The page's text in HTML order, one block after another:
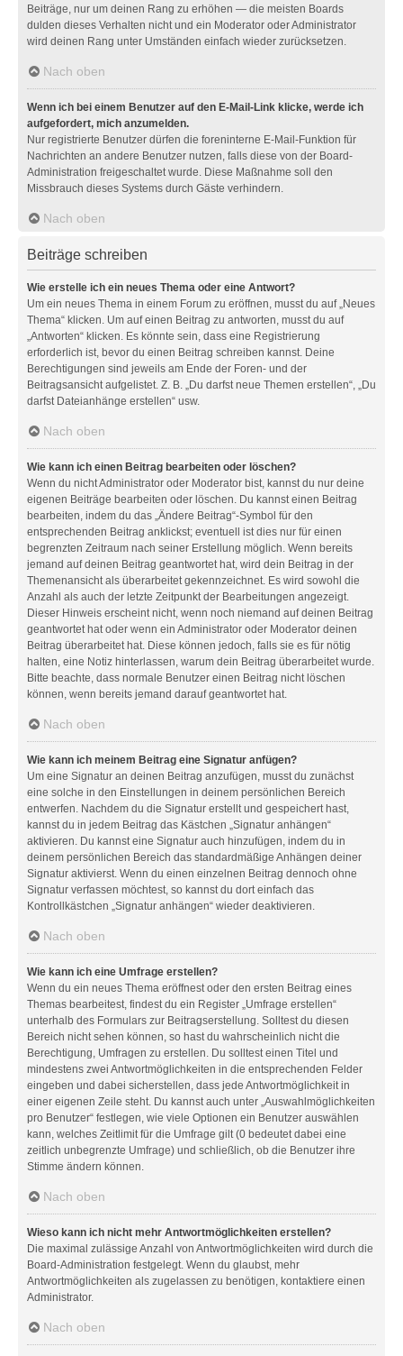
Beiträge, nur um deinen Rang zu erhöhen — die meisten Boards
dulden dieses Verhalten nicht und ein Moderator oder Administrator
wird deinen Rang unter Umständen einfach wieder zurücksetzen.
Nach oben
Wenn ich bei einem Benutzer auf den E-Mail-Link klicke, werde ich
aufgefordert, mich anzumelden.
Nur registrierte Benutzer dürfen die foreninterne E-Mail-Funktion für
Nachrichten an andere Benutzer nutzen, falls diese von der Board-
Administration freigeschaltet wurde. Diese Maßnahme soll den
Missbrauch dieses Systems durch Gäste verhindern.
Nach oben
Beiträge schreiben
Wie erstelle ich ein neues Thema oder eine Antwort?
Um ein neues Thema in einem Forum zu eröffnen, musst du auf „Neues
Thema“ klicken. Um auf einen Beitrag zu antworten, musst du auf
„Antworten“ klicken. Es könnte sein, dass eine Registrierung
erforderlich ist, bevor du einen Beitrag schreiben kannst. Deine
Berechtigungen sind jeweils am Ende der Foren- und der
Beitragsansicht aufgelistet. Z. B. „Du darfst neue Themen erstellen“, „Du
darfst Dateianhänge erstellen“ usw.
Nach oben
Wie kann ich einen Beitrag bearbeiten oder löschen?
Wenn du nicht Administrator oder Moderator bist, kannst du nur deine
eigenen Beiträge bearbeiten oder löschen. Du kannst einen Beitrag
bearbeiten, indem du das „Ändere Beitrag“-Symbol für den
entsprechenden Beitrag anklickst; eventuell ist dies nur für einen
begrenzten Zeitraum nach seiner Erstellung möglich. Wenn bereits
jemand auf deinen Beitrag geantwortet hat, wird dein Beitrag in der
Themenansicht als überarbeitet gekennzeichnet. Es wird sowohl die
Anzahl als auch der letzte Zeitpunkt der Bearbeitungen angezeigt.
Dieser Hinweis erscheint nicht, wenn noch niemand auf deinen Beitrag
geantwortet hat oder wenn ein Administrator oder Moderator deinen
Beitrag überarbeitet hat. Diese können jedoch, falls sie es für nötig
halten, eine Notiz hinterlassen, warum dein Beitrag überarbeitet wurde.
Bitte beachte, dass normale Benutzer einen Beitrag nicht löschen
können, wenn bereits jemand darauf geantwortet hat.
Nach oben
Wie kann ich meinem Beitrag eine Signatur anfügen?
Um eine Signatur an deinen Beitrag anzufügen, musst du zunächst
eine solche in den Einstellungen in deinem persönlichen Bereich
entwerfen. Nachdem du die Signatur erstellt und gespeichert hast,
kannst du in jedem Beitrag das Kästchen „Signatur anhängen“
aktivieren. Du kannst eine Signatur auch hinzufügen, indem du in
deinem persönlichen Bereich das standardmäßige Anhängen deiner
Signatur aktivierst. Wenn du einen einzelnen Beitrag dennoch ohne
Signatur verfassen möchtest, so kannst du dort einfach das
Kontrollkästchen „Signatur anhängen“ wieder deaktivieren.
Nach oben
Wie kann ich eine Umfrage erstellen?
Wenn du ein neues Thema eröffnest oder den ersten Beitrag eines
Themas bearbeitest, findest du ein Register „Umfrage erstellen“
unterhalb des Formulars zur Beitragserstellung. Solltest du diesen
Bereich nicht sehen können, so hast du wahrscheinlich nicht die
Berechtigung, Umfragen zu erstellen. Du solltest einen Titel und
mindestens zwei Antwortmöglichkeiten in die entsprechenden Felder
eingeben und dabei sicherstellen, dass jede Antwortmöglichkeit in
einer eigenen Zeile steht. Du kannst auch unter „Auswahlmöglichkeiten
pro Benutzer“ festlegen, wie viele Optionen ein Benutzer auswählen
kann, welches Zeitlimit für die Umfrage gilt (0 bedeutet dabei eine
zeitlich unbegrenzte Umfrage) und schließlich, ob die Benutzer ihre
Stimme ändern können.
Nach oben
Wieso kann ich nicht mehr Antwortmöglichkeiten erstellen?
Die maximal zulässige Anzahl von Antwortmöglichkeiten wird durch die
Board-Administration festgelegt. Wenn du glaubst, mehr
Antwortmöglichkeiten als zugelassen zu benötigen, kontaktiere einen
Administrator.
Nach oben